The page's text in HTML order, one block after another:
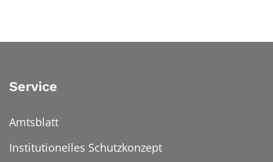
Service
Amtsblatt
Institutionelles Schutzkonzept